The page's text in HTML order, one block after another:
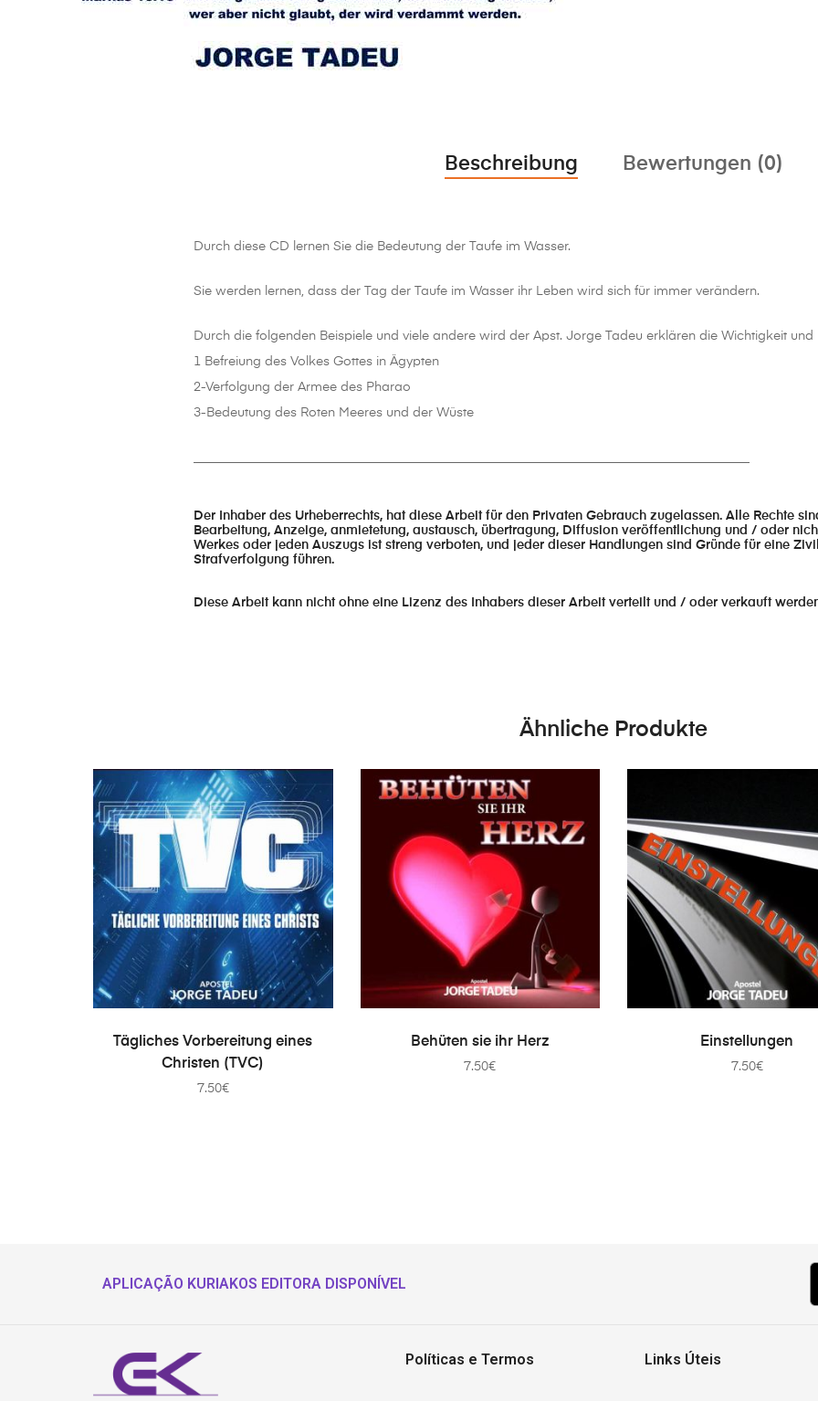
Beschreibung Bewertungen (0)
Durch diese CD lernen Sie die Bedeutung der Taufe im Wasser.
Sie werden lernen, dass der Tag der Taufe im Wasser ihr Leben wird sich für immer verändern.
Durch die folgenden Beispiele und viele andere wird der Apst. Jorge Tadeu erklären die Wichtigkeit und
1 Befreiung des Volkes Gottes in Ägypten
2-Verfolgung der Armee des Pharao
3-Bedeutung des Roten Meeres und der Wüste
Der Inhaber des Urheberrechts, hat diese Arbeit für den Privaten Gebrauch zugelassen. Alle Rechte
Bearbeitung, Anzeige, anmietetung, austausch, übertragung, Diffusion veröffentlichung und / oder
Werkes oder jeden Auszugs ist streng verboten, und jeder dieser Handlungen sind Gründe für eine
Strafverfolgung führen.
Diese Arbeit kann nicht ohne eine Lizenz des Inhabers dieser Arbeit verteilt und / oder verkauft
Ähnliche Produkte
IN DEN WARENKORB
Tägliches Vorbereitung eines
Christen (TVC)
7.50€
IN DEN WARENKORB
Behüten sie ihr Herz
7.50€
IN DEN WARENKORB
Einstellungen
7.50€
APLICAÇÃO KURIAKOS EDITORA DISPONÍVEL
Políticas e Termos Links Úteis